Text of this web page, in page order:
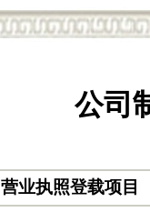
公司
营业执照登载项目